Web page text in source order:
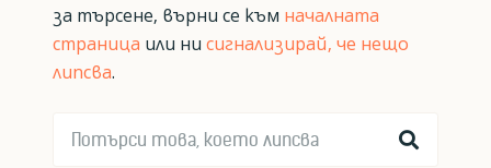
за търсене, върни се към началната
страница или ни сигнализирай, че нещо
липсва.